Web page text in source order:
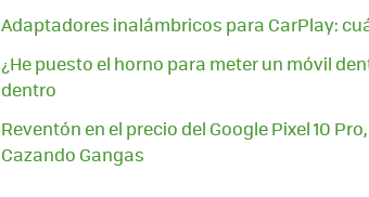
Adaptadores inalámbricos para CarPlay:
¿He puesto el horno para meter un móvil
dentro
Reventón en el precio del Google Pixel 10
Cazando Gangas